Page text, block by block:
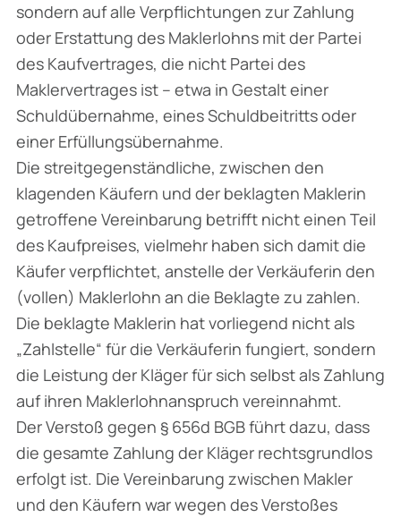
sondern auf alle Verpflichtungen zur Zahlung
oder Erstattung des Maklerlohns mit der Partei
des Kaufvertrages, die nicht Partei des
Maklervertrages ist – etwa in Gestalt einer
Schuldübernahme, eines Schuldbeitritts oder
einer Erfüllungsübernahme.
Die streitgegenständliche, zwischen den
klagenden Käufern und der beklagten Maklerin
getroffene Vereinbarung betrifft nicht einen Teil
des Kaufpreises, vielmehr haben sich damit die
Käufer verpflichtet, anstelle der Verkäuferin den
(vollen) Maklerlohn an die Beklagte zu zahlen.
Die beklagte Maklerin hat vorliegend nicht als
„Zahlstelle“ für die Verkäuferin fungiert, sondern
die Leistung der Kläger für sich selbst als Zahlung
auf ihren Maklerlohnanspruch vereinnahmt.
Der Verstoß gegen § 656d BGB führt dazu, dass
die gesamte Zahlung der Kläger rechtsgrundlos
erfolgt ist. Die Vereinbarung zwischen Makler
und den Käufern war wegen des Verstoßes